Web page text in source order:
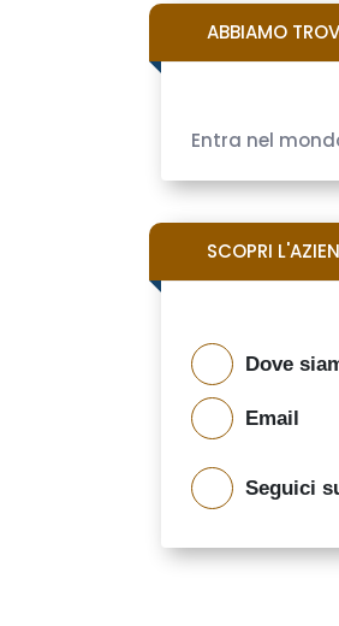
ABBIAMO
Entra nel
SCOPRI
Dove
Email
Seguici